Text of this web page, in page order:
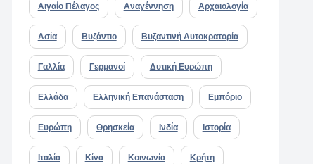
Αιγαίο Πέλαγος Αναγέννηση Αρχαιολογία
Ασία Βυζάντιο Βυζαντινή Αυτοκρατορία
Γαλλία Γερμανοί Δυτική Ευρώπη
Ελλάδα Ελληνική Επανάσταση Εμπόριο
Ευρώπη Θρησκεία Ινδία Ιστορία
Ιταλία Κίνα Κοινωνία Κρήτη